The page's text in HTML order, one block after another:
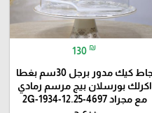
130 ₪
جاط كيك مدور برجل 30سم بغطا
اكرلك بورسلان بيج مرسم رمادي
مع مجراد 4697-12.25-1934-2G